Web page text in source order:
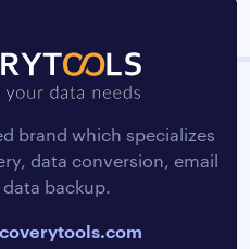
brand which specializes
data conversion, email
backup.